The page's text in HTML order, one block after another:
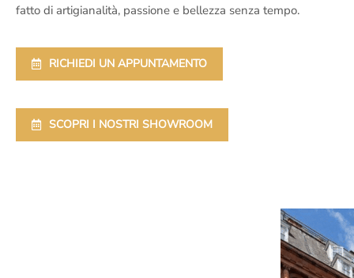
fatto di artigianalità, passione e bellezza senza tempo.
RICHIEDI UN APPUNTAMENTO
SCOPRI I NOSTRI SHOWROOM